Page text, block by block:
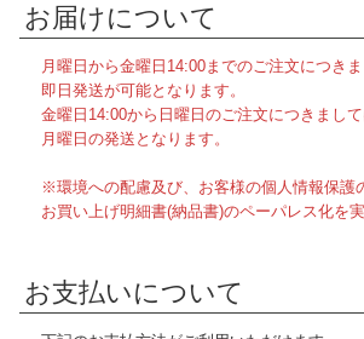
お届けについて
月曜日から金曜日14:00までのご注文につき
即日発送が可能となります。
金曜日14:00から日曜日のご注文につきまし
月曜日の発送となります。
※環境への配慮及び、お客様の個人情報保護
お買い上げ明細書(納品書)のペーパレス化を
お支払いについて